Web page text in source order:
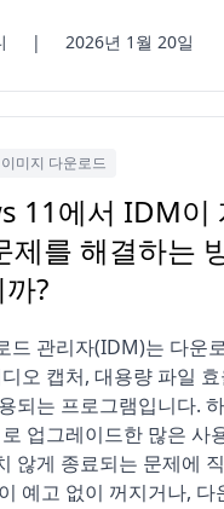
| 2026년 1월 20일
이미지 다운로드
11에서 IDM이
제를 해결하는
?
드 관리자(IDM)는 다운
오 캡처, 대용량 파일
되는 프로그램입니다.
업그레이드한 많은 사
않게 종료되는 문제에
예고 없이 꺼지거나, 다